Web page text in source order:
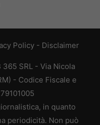
Policy - Disclaimer
SRL - Via Nicola
- Codice Fiscale e
in quanto
periodicità. Non può